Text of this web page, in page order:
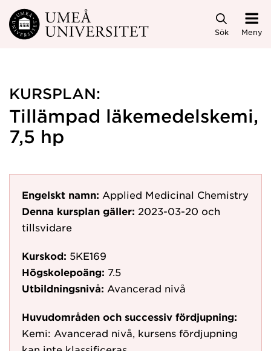
Hoppa direkt till innehållet
Sök Meny
KURSPLAN:
Tillämpad läkemedelskemi,
7,5 hp
Engelskt namn: Applied Medicinal Chemistry
Denna kursplan gäller: 2023-03-20 och
tillsvidare
Kurskod: 5KE169
Högskolepoäng: 7.5
Utbildningsnivå: Avancerad nivå
Huvudområden och successiv fördjupning:
Kemi: Avancerad nivå, kursens fördjupning